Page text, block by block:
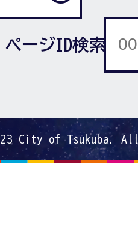
ページID検索
City of Tsukuba.